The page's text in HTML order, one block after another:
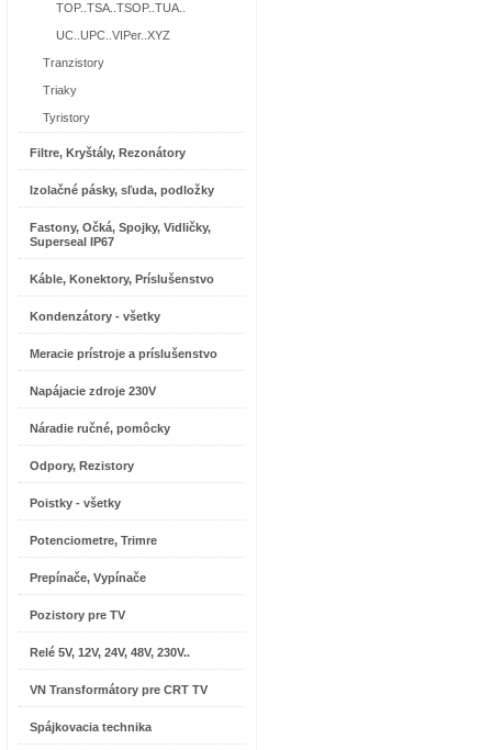
TOP..TSA..TSOP..TUA..
UC..UPC..VIPer..XYZ
Tranzistory
Triaky
Tyristory
Filtre, Kryštály, Rezonátory
Izolačné pásky, sľuda, podložky
Fastony, Očká, Spojky, Vidličky,
Superseal IP67
Káble, Konektory, Príslušenstvo
Kondenzátory - všetky
Meracie prístroje a príslušenstvo
Napájacie zdroje 230V
Náradie ručné, pomôcky
Odpory, Rezistory
Poistky - všetky
Potenciometre, Trimre
Prepínače, Vypínače
Pozistory pre TV
Relé 5V, 12V, 24V, 48V, 230V..
VN Transformátory pre CRT TV
Spájkovacia technika